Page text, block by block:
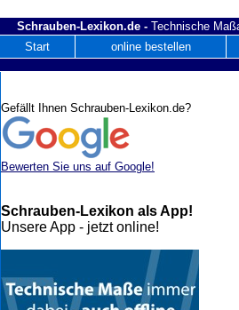
Schrauben-Lexikon.de - Technische
Start
online bestellen
Gefällt Ihnen Schrauben-Lexikon.de?
Bewerten Sie uns auf Google!
Schrauben-Lexikon als App!
Unsere App - jetzt online!